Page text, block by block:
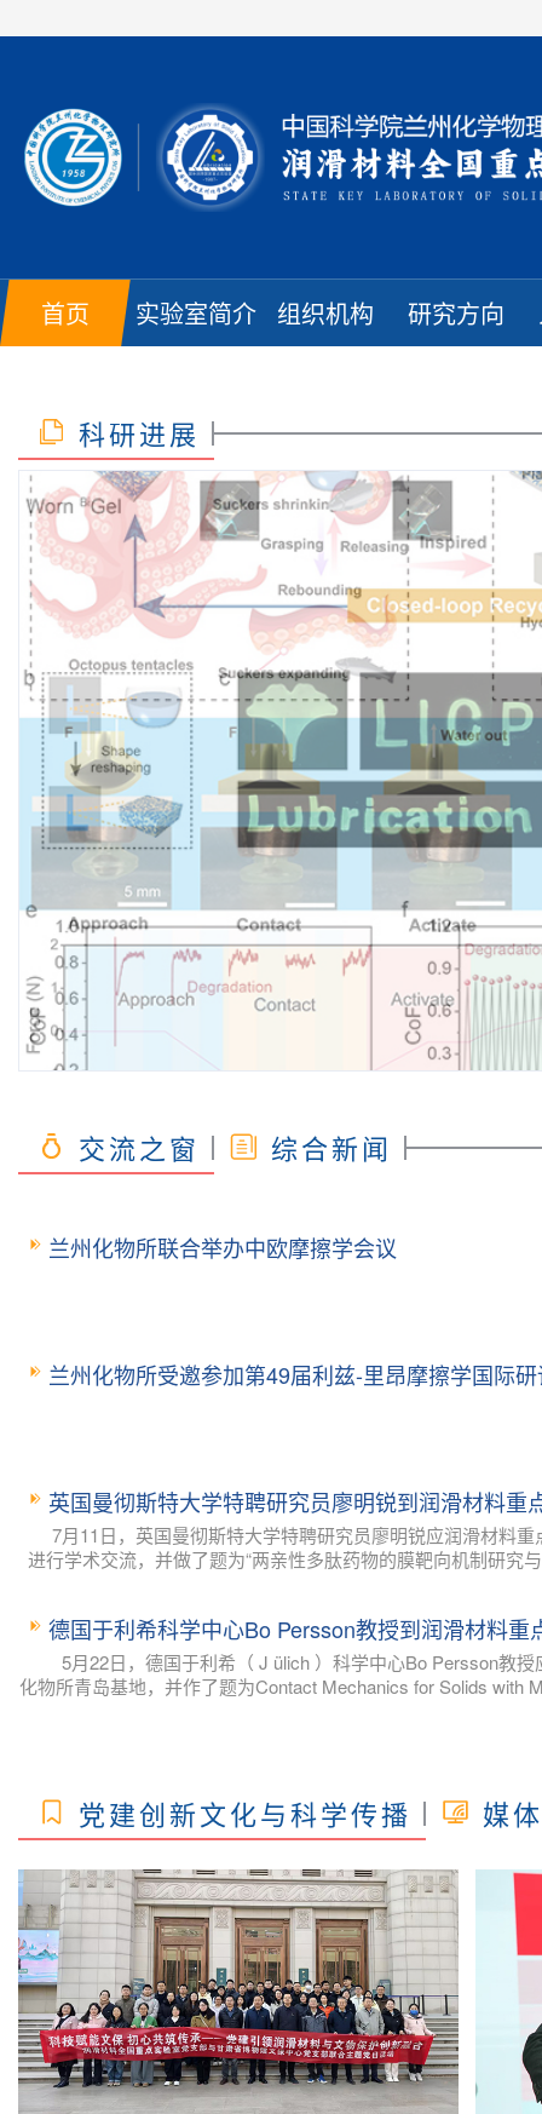
首页 实验室简介 组织机构 研究方向
科研进展
交流之窗 综合新闻
兰州化物所联合举办中欧摩擦学会议
兰州化物所受邀参加第49届利兹-里昂摩擦学国际
英国曼彻斯特大学特聘研究员廖明锐到润滑材料重
7月11日，英国曼彻斯特大学特聘研究员廖明锐应润滑材料
进行学术交流，并做了题为“两亲性多肽药物的膜靶向机制研究
Colloid and InterfaceScience , Advances in Colloid and
德国于利希科学中心Bo Persson教授到润滑材料重
5月22日，德国于利希（ J ülich ）科学中心Bo Persson教
化物所青岛基地，并作了题为Contact Mechanics for Solids with
党建创新文化与科学传播 媒